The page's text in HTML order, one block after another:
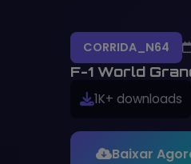
CORRIDA_N64
F-1 World
1K+ downloads
Baixar